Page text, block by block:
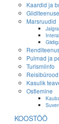
Kaardid ja
Marsruudid
Pulmad ja
Turismiinfo
Reisibürood
Kasulik
Ostlemine
KOOSTÖÖ